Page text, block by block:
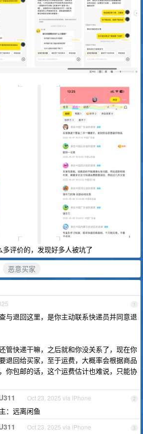
评价的，发现好多人被坑了
恶意买家
1
与退回这里，是你主动联系快递员并同意退
管快递干嘛，之后就和你没关系了，现在你
退回给买家，至于运费，大概率会根据商品
你包邮的话，这个运费估计也难说，只能协
2
Oct 23, 2025 via iPhone
：远离闲鱼
3
Oct 23, 2025 via iPhone